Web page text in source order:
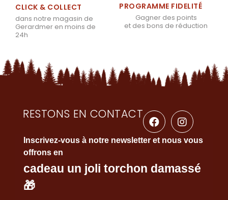
CLICK & COLLECT
dans notre magasin de
Gerardmer en moins de
24h
PROGRAMME FIDELITÉ
Gagner des points
et des bons de réduction
RESTONS EN CONTACT
Inscrivez-vous à notre newsletter et nous vous
offrons en
cadeau un joli torchon damassé
🎁